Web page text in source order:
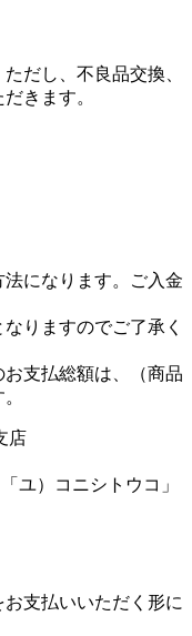
だし、不良品交換、
きます。
になります。ご入金
りますのでご了承く
支払総額は、（商品
店
ユ）コニシトウコ」
支払いいただく形に